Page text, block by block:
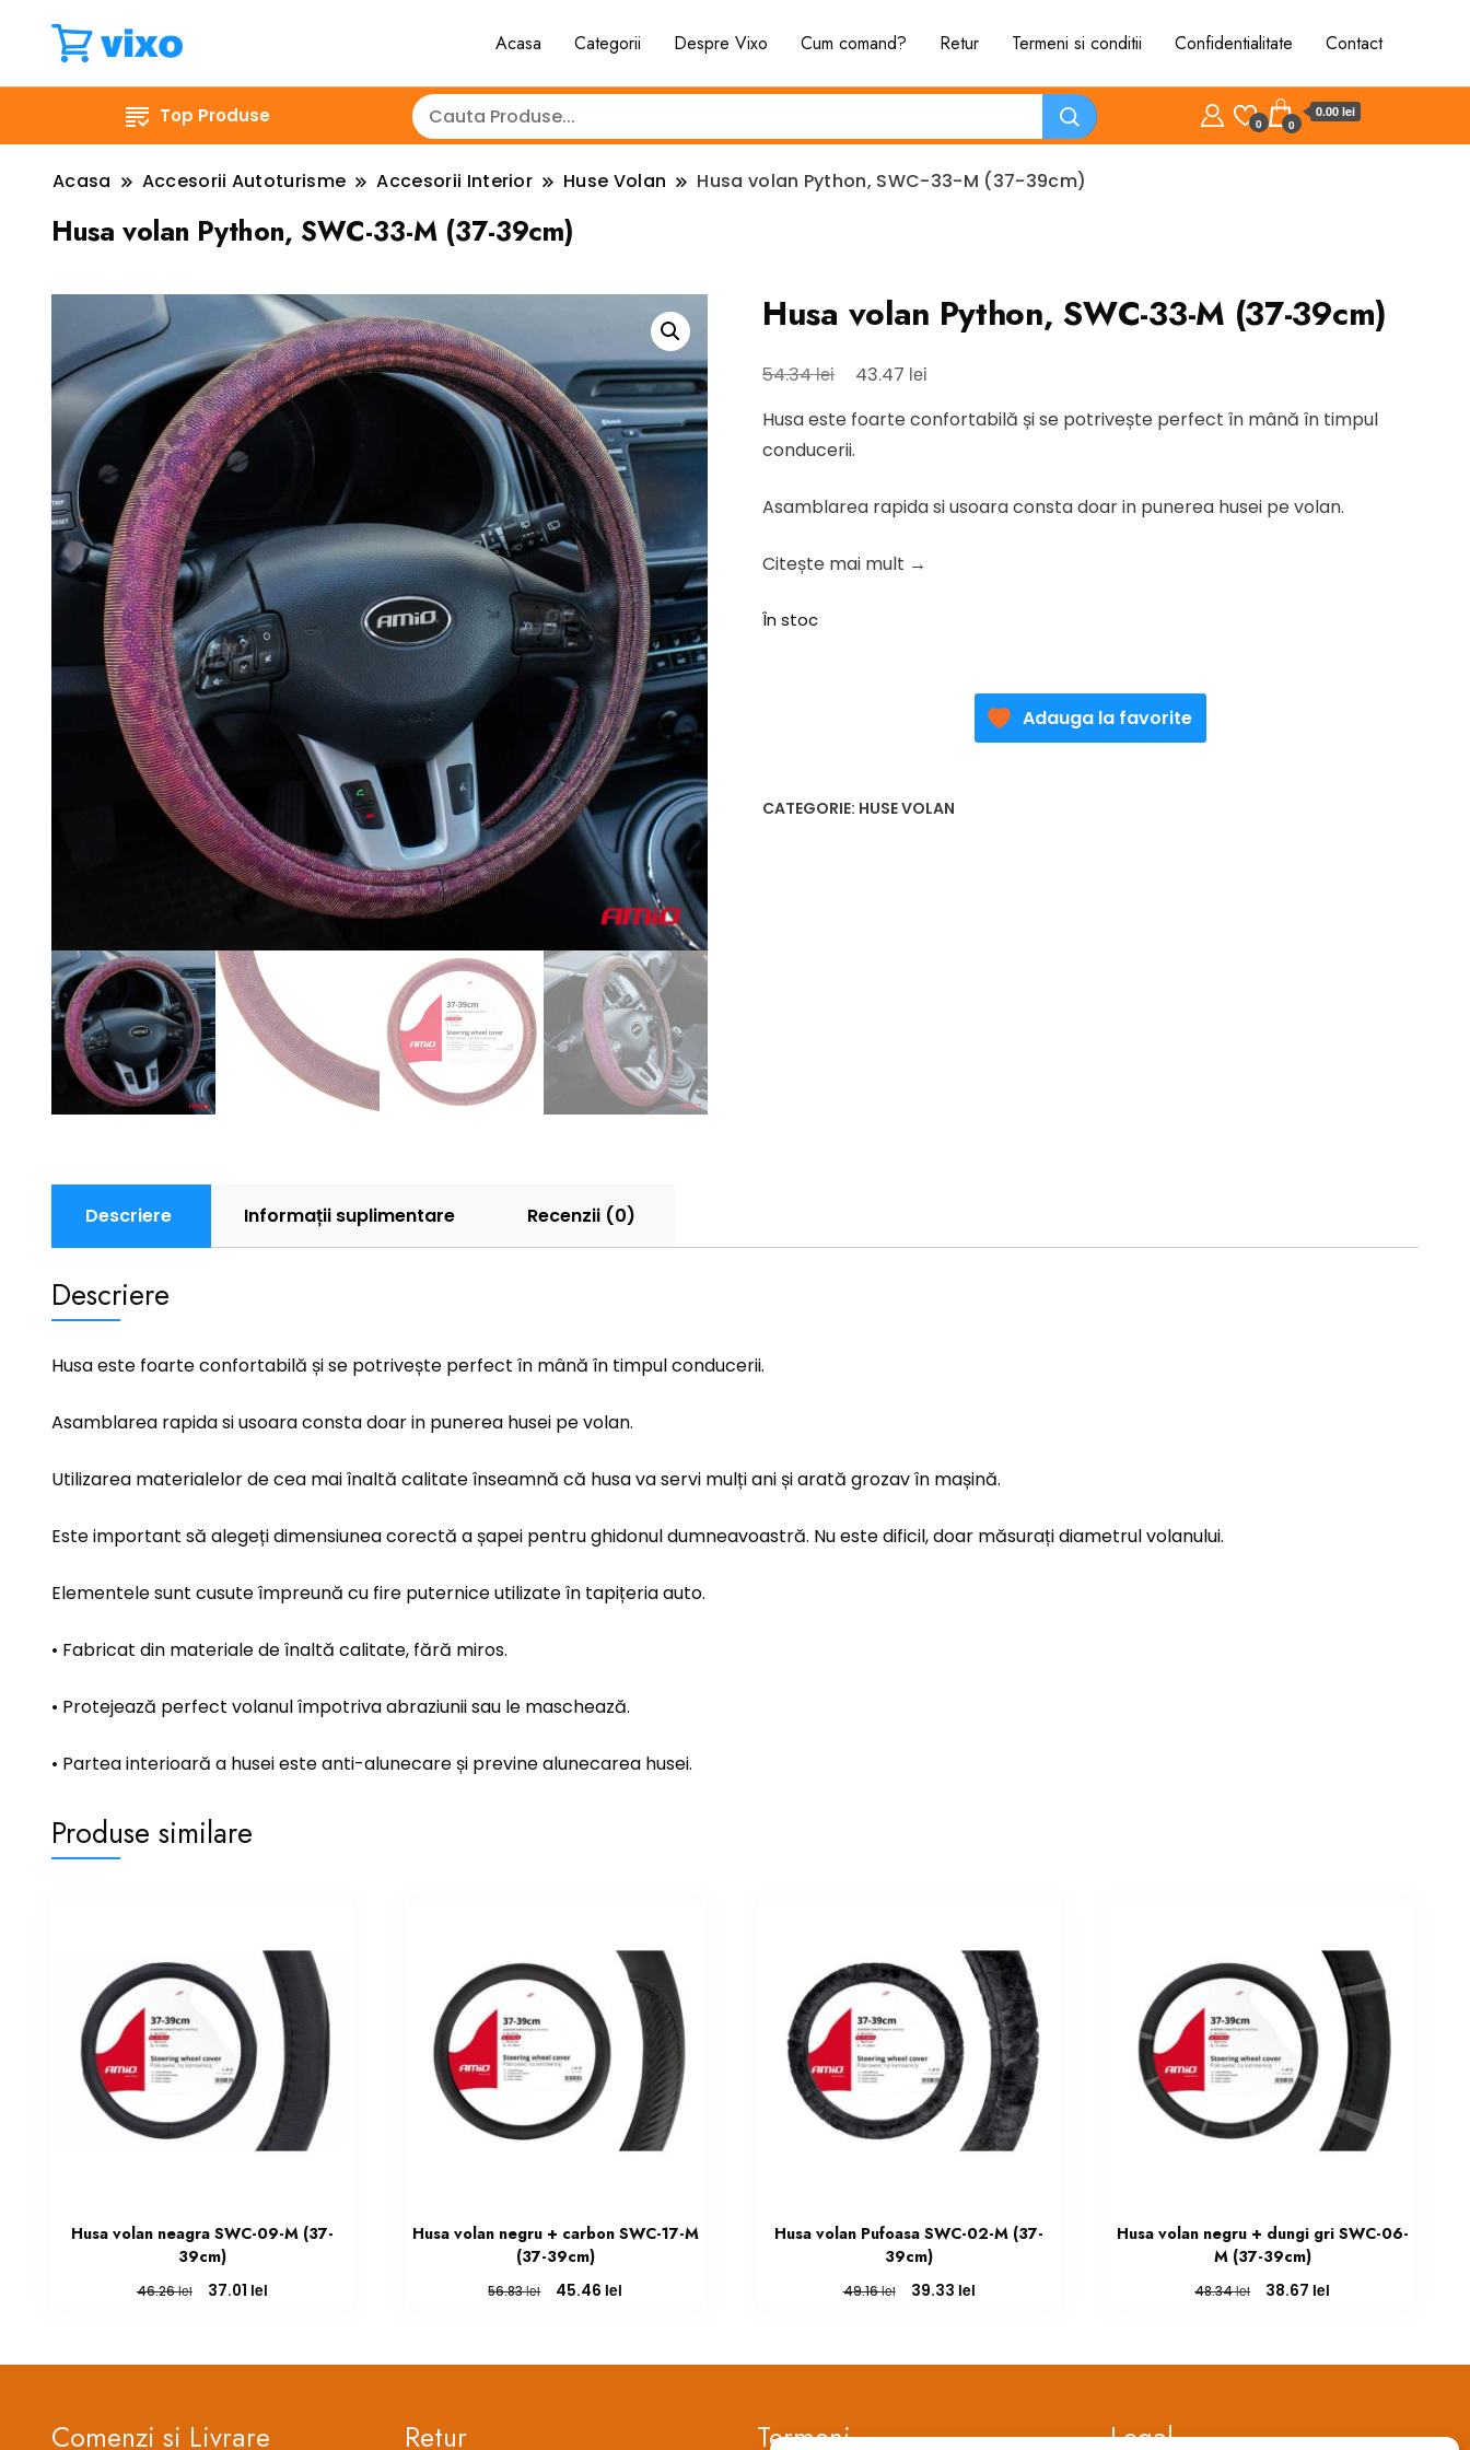
Acasa Categorii Despre Vixo Cum comand? Retur Termeni si conditii Confidentialitate Contact
Top Produse 0 0
0.00 lei
Acasa Accesorii Autoturisme Accesorii Interior Huse Volan Husa volan Python, SWC-33-M (37-39cm)
Husa volan Python, SWC-33-M (37-39cm)
Husa volan Python, SWC-33-M (37-39cm)
54.34lei
Prețul
a
54.34 lei.
43.47 lei
este:
Husa este foarte confortabilă și se potrivește perfect în mână în timpul
conducerii.
Asamblarea rapida si usoara consta doar in punerea husei pe volan.
Citește mai mult →
În stoc
Adauga la favorite
CATEGORIE: HUSE VOLAN
Descriere Informații suplimentare Recenzii (0)
Descriere
Husa este foarte confortabilă și se potrivește perfect în mână în timpul conducerii.
Asamblarea rapida si usoara consta doar in punerea husei pe volan.
Utilizarea materialelor de cea mai înaltă calitate înseamnă că husa va servi mulți ani și arată grozav în mașină.
Este important să alegeți dimensiunea corectă a șapei pentru ghidonul dumneavoastră. Nu este dificil, doar măsurați diametrul volanului.
Elementele sunt cusute împreună cu fire puternice utilizate în tapițeria auto.
• Fabricat din materiale de înaltă calitate, fără miros.
• Protejează perfect volanul împotriva abraziunii sau le maschează.
• Partea interioară a husei este anti-alunecare și previne alunecarea husei.
Produse similare
Husa volan neagra SWC-09-M (37-
39cm)
46.26lei
Prețul
37.01 leiPrețul
Husa volan negru + carbon SWC-17-M
(37-39cm)
56.83lei
Prețul
45.46 lei
Husa volan Pufoasa SWC-02-M (37-
39cm)
49.16lei
Prețul
39.33 leiPrețul
Husa volan negru + dungi gri SWC-06-
M (37-39cm)
48.34lei
Prețul
38.67 lei
Comenzi si Livrare Retur Termeni Legal